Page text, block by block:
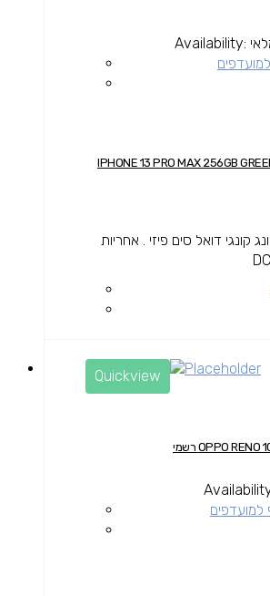
Availability:
קונגי דואל סים פיזי . אחריות
Quickview
למועדפים